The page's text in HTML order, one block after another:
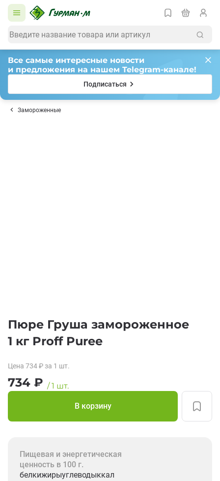
Все самые интересные новости
и предложения на нашем Telegram-канале!
Подписаться
Замороженные
Пюре Груша замороженное
1 кг Proff Puree
Цена 734₽ за 1 шт.
734 ₽ /1 шт.
В корзину
Пищевая и энергетическая
ценность в 100 г.
белкижирыуглеводыккал